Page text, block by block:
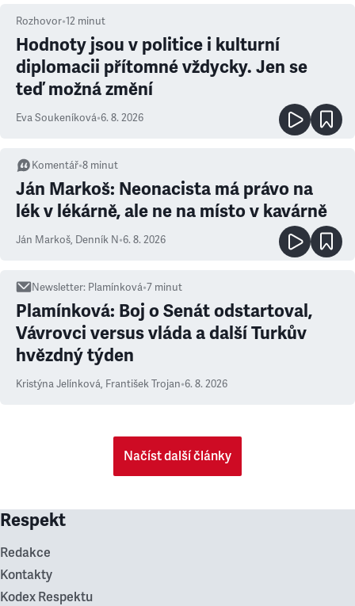
Rozhovor•12 minut
Hodnoty jsou v politice i kulturní
diplomacii přítomné vždycky. Jen se
teď možná změní
Eva Soukeníková•6. 8. 2026
Komentář•8 minut
Ján Markoš: Neonacista má právo na
lék v lékárně, ale ne na místo v kavárně
Ján Markoš, Denník N•6. 8. 2026
Newsletter: Plamínková•7 minut
Plamínková: Boj o Senát odstartoval,
Vávrovci versus vláda a další Turkův
hvězdný týden
Kristýna Jelínková, František Trojan•6. 8. 2026
Načíst další články
Respekt
Redakce
Kontakty
Kodex Respektu